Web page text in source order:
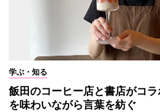
学ぶ・知る
飯田のコーヒー店と書店がコ
を味わいながら言葉を紡ぐ